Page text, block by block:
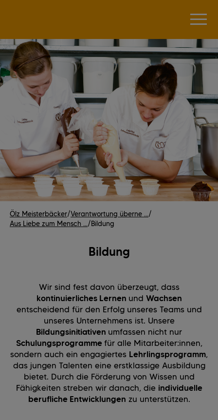
Ölz Meisterbäcker/Verantwortung überne .../
Aus Liebe zum Mensch .../Bildung
Bildung
Wir sind fest davon überzeugt, dass
kontinuierliches Lernen und Wachsen
entscheidend für den Erfolg unseres Teams und
unseres Unternehmens ist. Unsere
Bildungsinitiativen umfassen nicht nur
Schulungsprogramme für alle Mitarbeiter:innen,
sondern auch ein engagiertes Lehrlingsprogramm,
das jungen Talenten eine erstklassige Ausbildung
bietet. Durch die Förderung von Wissen und
Fähigkeiten streben wir danach, die individuelle
berufliche Entwicklungen zu unterstützen.